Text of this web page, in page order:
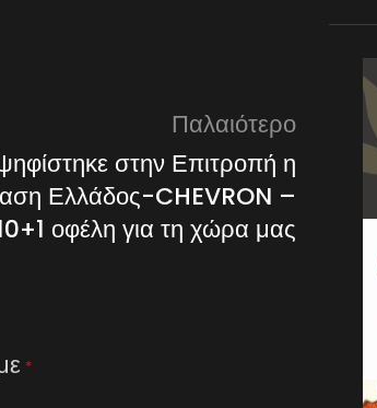
Παλαιότερο
στην Επιτροπή η
Ελλάδος-CHEVRON –
οφέλη για τη χώρα μας
*